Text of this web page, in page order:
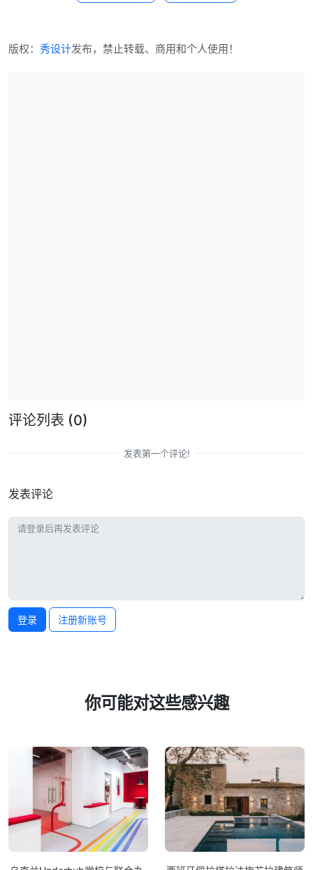
版权： 秀设计发布，禁止转载、商用和个人使用！
评论列表 (0)
发表第一个评论!
发表评论
登录 注册新账号
你可能对这些感兴趣